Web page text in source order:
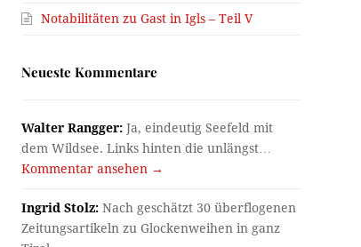
Notabilitäten zu Gast in Igls – Teil V
Neueste Kommentare
Walter Rangger: Ja, eindeutig Seefeld mit
dem Wildsee. Links hinten die unlängst…
Kommentar ansehen →
Ingrid Stolz: Nach geschätzt 30 überflogenen
Zeitungsartikeln zu Glockenweihen in ganz